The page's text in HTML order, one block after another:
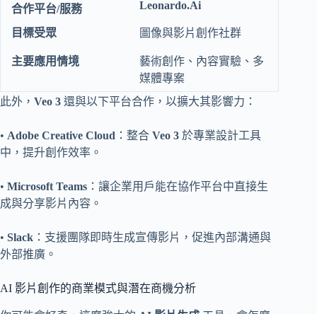
Leonardo.Ai
圖像與影片創作社群
藝術創作、內容實驗、多
媒體專案
此外， Veo 3 還與以下平台合作，以擴大其影響力：
• Adobe Creative Cloud ：整合 Veo 3 於專業設計工具
中，提升創作效率。
• Microsoft Teams ：讓企業用戶能在協作平台中直接生
成與分享影片內容。
• Slack ：支援團隊即時生成宣傳影片，促進內部溝通與
外部推廣。
AI 影片創作的商業模式與潛在商機分析